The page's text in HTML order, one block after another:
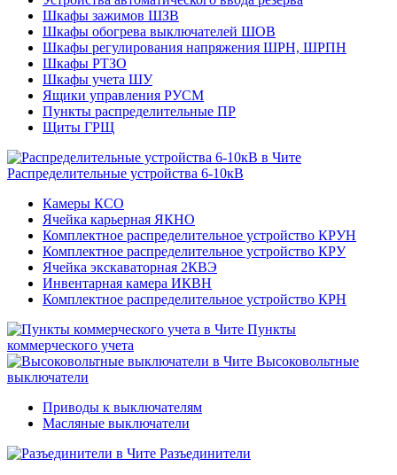
Шкафы зажимов ШЗВ
Шкафы обогрева выключателей ШОВ
Шкафы регулирования напряжения ШРН, ШРПН
Шкафы РТЗО
Шкафы учета ШУ
Ящики управления РУСМ
Пункты распределительные ПР
Щиты ГРЩ
Распределительные устройства 6-10кВ
Камеры КСО
Ячейка карьерная ЯКНО
Комплектное распределительное устройство КРУН
Комплектное распределительное устройство КРУ
Ячейка экскаваторная 2КВЭ
Инвентарная камера ИКВН
Комплектное распределительное устройство КРН
Пункты
коммерческого учета
Высоковольтные
выключатели
Приводы к выключателям
Масляные выключатели
Разъединители